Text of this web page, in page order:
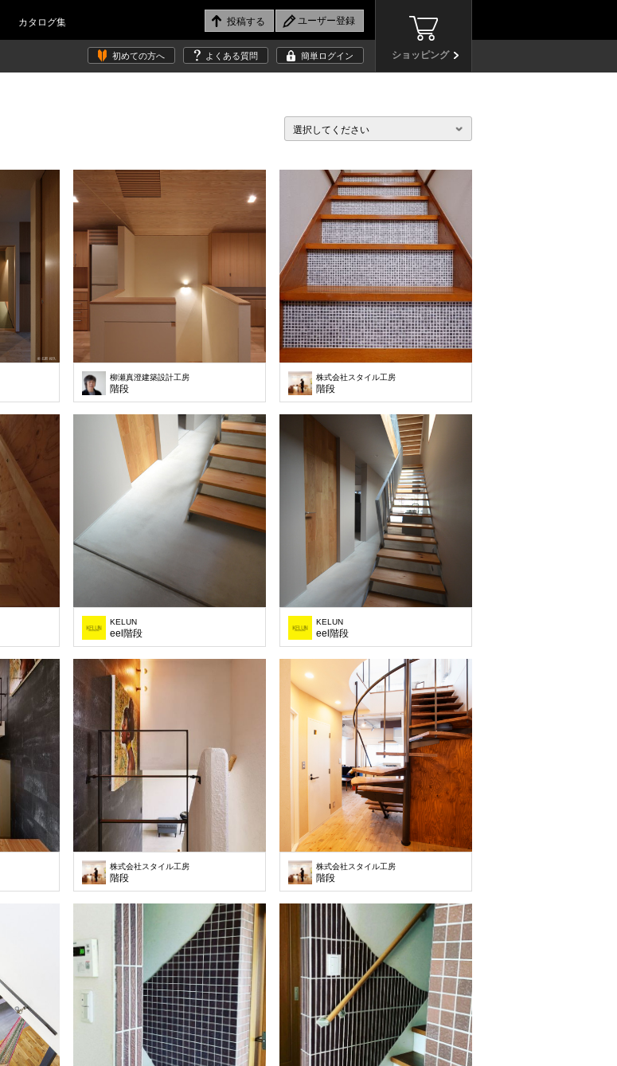
カタログ集
ショッピング
初めての方へ よくある質問 簡単ログイン
選択してください
柳瀬真澄建築設計工房
階段
株式会社スタイル工房
階段
KELUN
eel階段
KELUN
eel階段
株式会社スタイル工房
階段
株式会社スタイル工房
階段